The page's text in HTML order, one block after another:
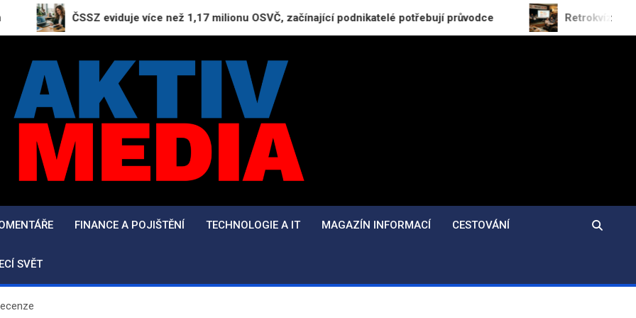
ČSSZ eviduje více než 1,17 milionu OSVČ, začínající podnikatelé potřebují průvodce Retrokvíz odhaluje
AktivMedia.cz
FINANCE A POJIŠTĚNÍ TECHNOLOGIE A IT MAGAZÍN INFORMACÍ CESTOVÁNÍ
SVĚT